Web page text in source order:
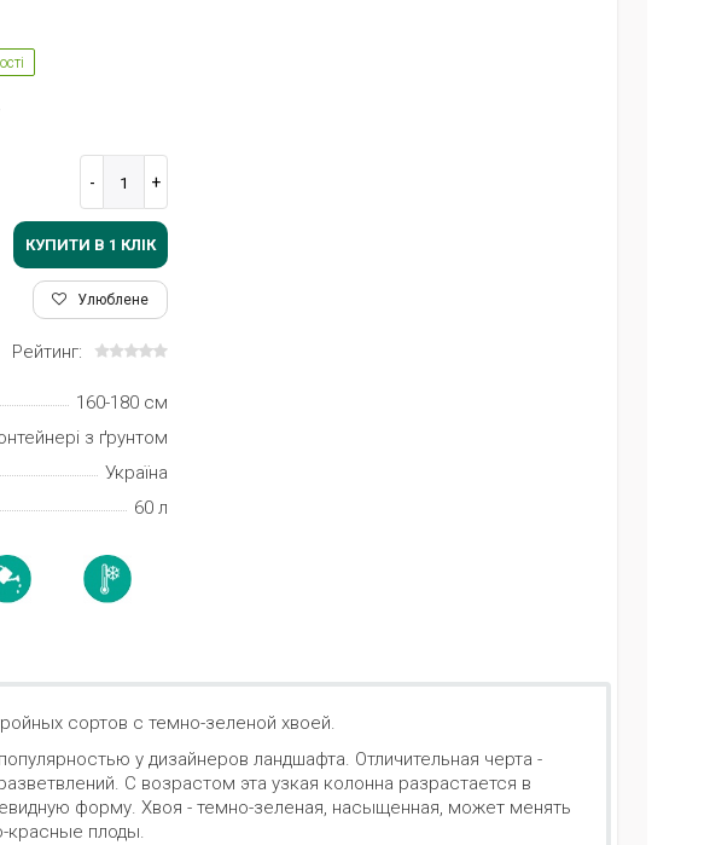
КУПИТИ В 1 КЛIК
Улюблене
Рейтинг:
160-180 см
з ґрунтом
Україна
60 л
сортов с темно-зеленой хвоей.
у дизайнеров ландшафта. Отличительная черта -
С возрастом эта узкая колонна разрастается в
форму. Хвоя - темно-зеленая, насыщенная, может менять
красные плоды.